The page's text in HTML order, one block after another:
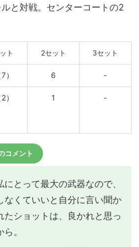
と対戦。センターコートの2
ト 2セット 3セット
） 6 -
） 1 -
コメント
とって最大の武器なので、
なくていいと自分に言い聞か
たショットは、良かれと思っ
。